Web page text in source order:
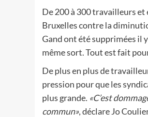
De 200 à 300 travailleurs
Bruxelles contre la
Gand ont été supprimées il
même sort. Tout est fait
De plus en plus de
pression pour que les
plus grande. «C’est
commun», déclare Jo